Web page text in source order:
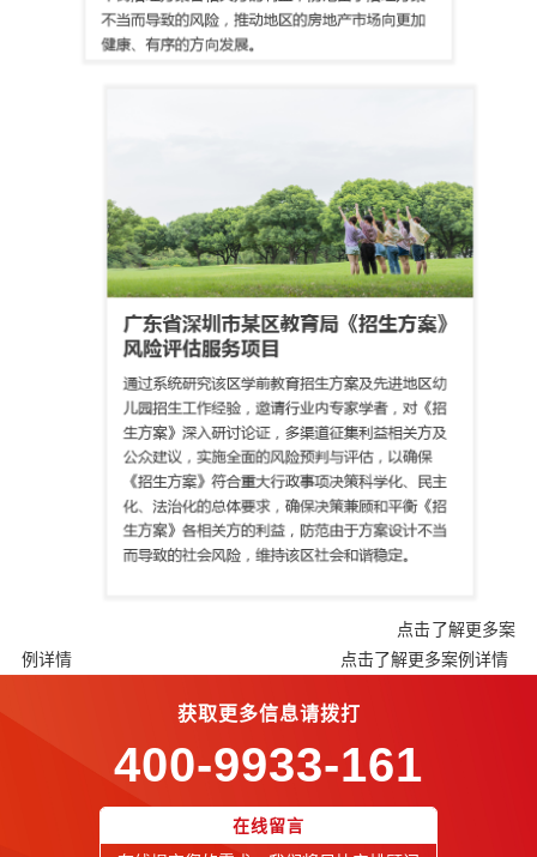
点击了解更多案
例详情
点击了解更多案例详情
获取更多信息请拨打
400-9933-161
在线留言